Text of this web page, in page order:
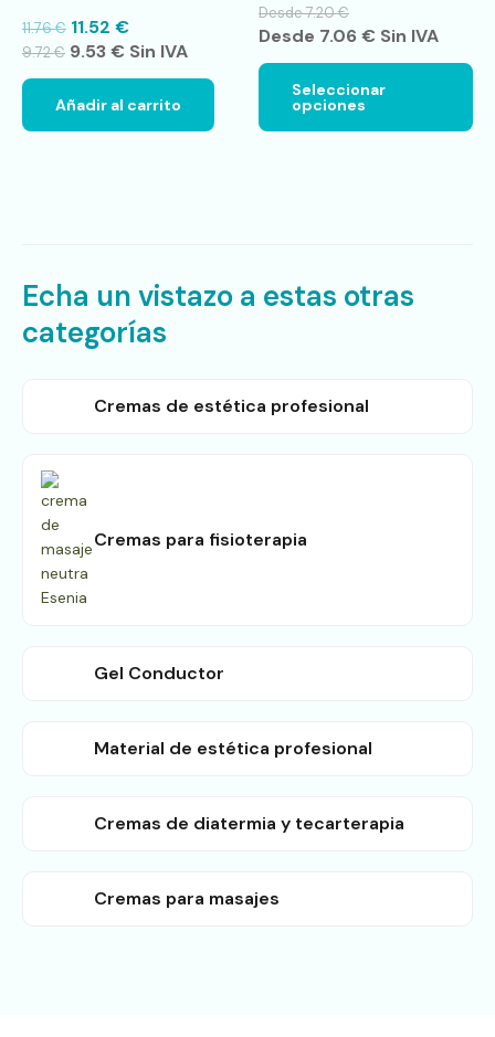
11.76€ 11.52 €
9.72€ 9.53€ Sin IVA
Añadir al carrito
Desde7.20€
Desde 7.06€ Sin IVA
Seleccionar
opciones
la
Echa un vistazo a estas otras
categorías
Cremas de estética profesional
Cremas para fisioterapia
Gel Conductor
Material de estética profesional
Cremas de diatermia y tecarterapia
Cremas para masajes